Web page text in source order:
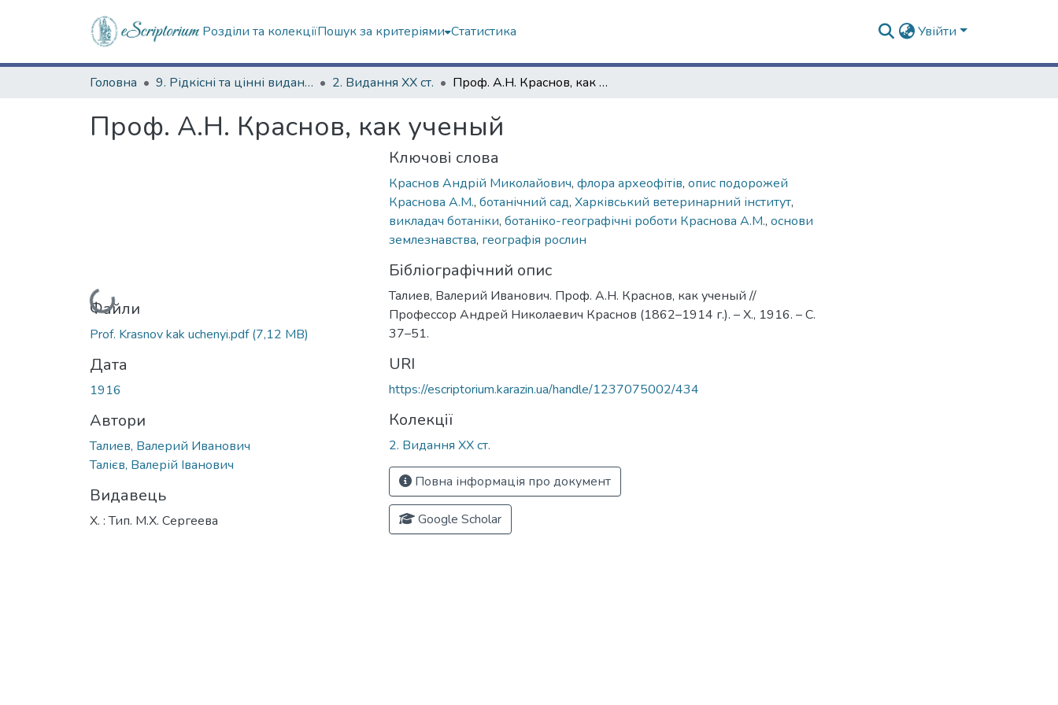
Розділи та колекціїПошук за критеріями Статистика Увійти
Головна 9. Рідкісні та цінні видання 2. Видання ХХ ст. Проф. А.Н. Краснов, как ученый
Проф. А.Н. Краснов, как ученый
Вантажиться...
Файли
Prof. Krasnov kak uchenyi.pdf(7,12 MB)
Дата
1916
Автори
Талиев, Валерий Иванович
Талієв, Валерій Іванович
Видавець
Х. : Тип. М.Х. Сергеева
Ключові слова
Краснов Андрій Миколайович, флора археофітів, опис подорожей
Краснова А.М., ботанічний сад, Харківський ветеринарний інститут,
викладач ботаніки, ботаніко-географічні роботи Краснова А.М., основи
землезнавства, географія рослин
Бібліографічний опис
Талиев, Валерий Иванович. Проф. А.Н. Краснов, как ученый //
Профессор Андрей Николаевич Краснов (1862–1914 г.). – Х., 1916. – С.
37–51.
URI
https://escriptorium.karazin.ua/handle/1237075002/434
Колекції
2. Видання ХХ ст.
Повна інформація про документ
Google Scholar